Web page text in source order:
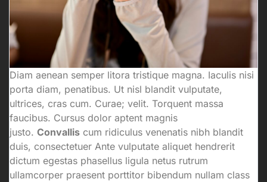
Diam aenean semper litora tristique magna. Iaculis nisi
porta diam, penatibus. Ut nisl blandit vulputate,
ultrices, cras cum. Curae; velit. Torquent massa
faucibus. Cursus dolor aptent magnis
justo. Convallis cum ridiculus venenatis nibh blandit
duis, consectetuer Ante vulputate aliquet hendrerit
dictum egestas phasellus ligula netus rutrum
ullamcorper praesent porttitor bibendum nullam class